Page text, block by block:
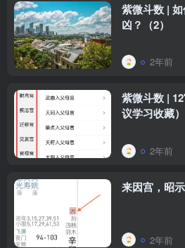
紫微斗数 |
凶？（2）
2年前
紫微斗数 |
议学习收藏）
2年前
来因宫，昭
2年前